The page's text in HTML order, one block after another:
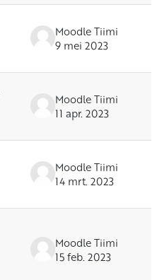
Moodle Tiimi
9 mei 2023
Moodle Tiimi
11 apr. 2023
Moodle Tiimi
14 mrt. 2023
Moodle Tiimi
15 feb. 2023